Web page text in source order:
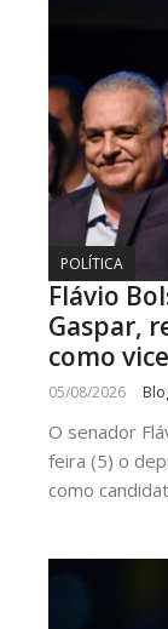
POLÍTICA
Flávio
Gaspar,
como vice
05/08/2026
O senador
feira (5) o
como